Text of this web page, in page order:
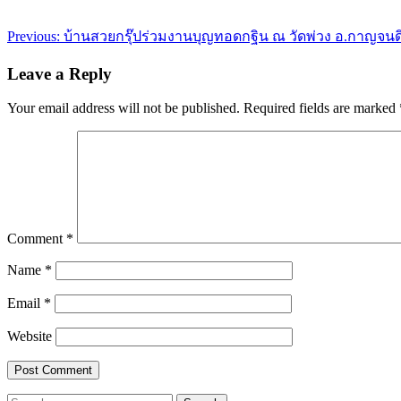
Post
Previous: บ้านสวยกรุ๊ปร่วมงานบุญทอดกฐิน ณ วัดพ่วง อ.กาญจน
Leave a Reply
Your email address will not be published. Required fields are marked
Comment *
Name *
Email *
Website